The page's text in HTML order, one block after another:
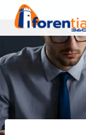
Saltar
contenido